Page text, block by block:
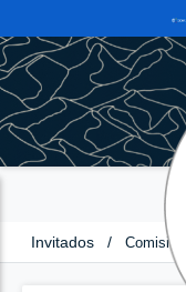
Invitados /